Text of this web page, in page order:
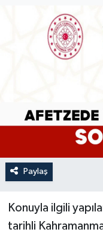
Paylaş
Konuyla ilgili
tarihli